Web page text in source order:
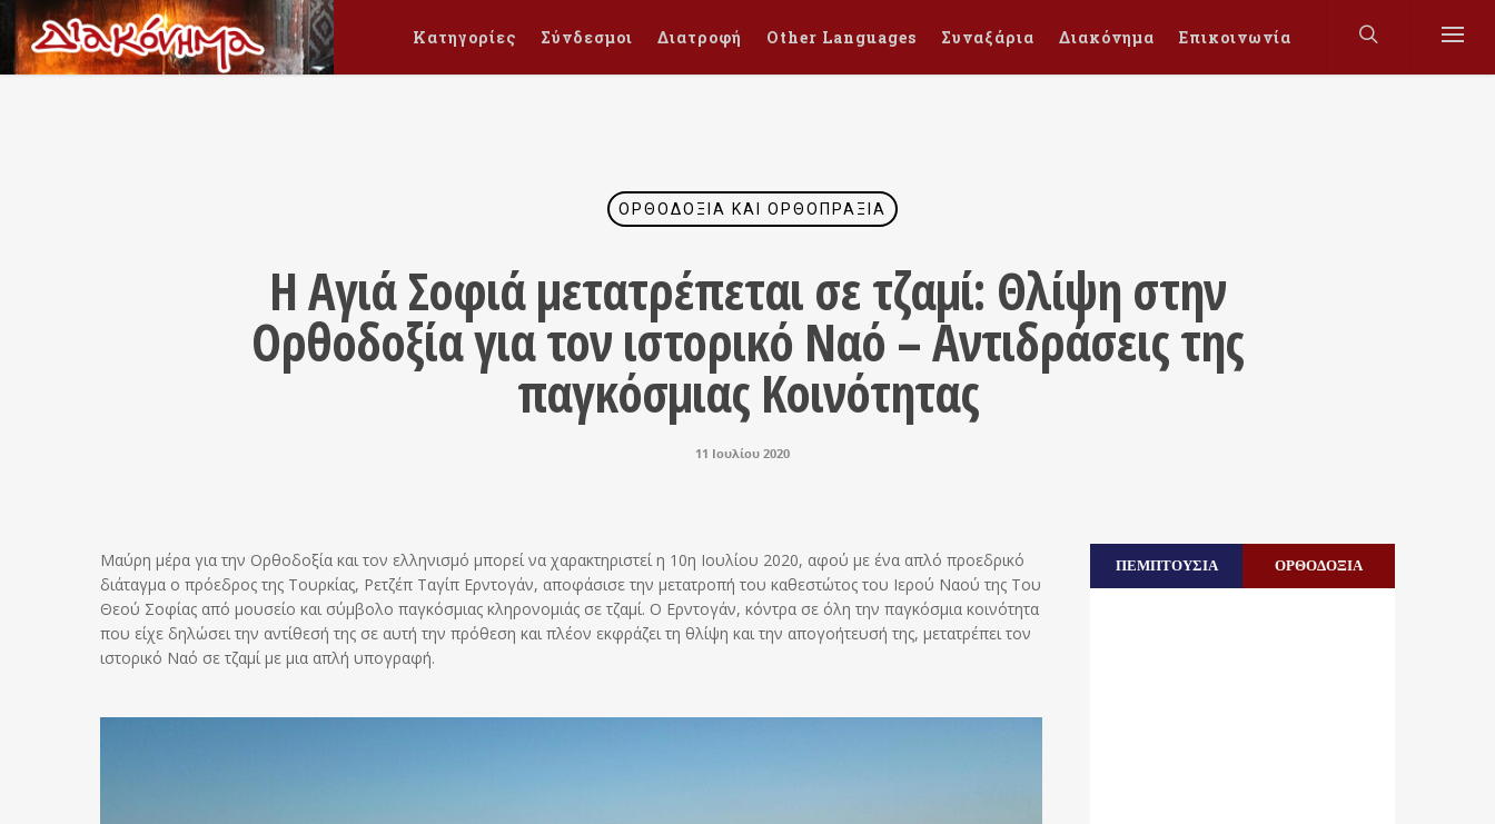
Κατηγορίες Σύνδεσμοι Διατροφή Other Languages Συναξάρια Διακόνημα Επικοινωνία
ΟΡΘΟΔΟΞΊΑ ΚΑΙ ΟΡΘΟΠΡΑΞΊΑ
Η Αγιά Σοφιά μετατρέπεται σε τζαμί: Θλίψη στην
Ορθοδοξία για τον ιστορικό Ναό – Αντιδράσεις της
παγκόσμιας Κοινότητας
11 Ιουλίου 2020
Μαύρη μέρα για την Ορθοδοξία και τον ελληνισμό μπορεί να χαρακτηριστεί η 10η Ιουλίου 2020, αφού με ένα απλό προεδρικό
διάταγμα ο πρόεδρος της Τουρκίας, Ρετζέπ Ταγίπ Ερντογάν, αποφάσισε την μετατροπή του καθεστώτος του Ιερού Ναού της Του
Θεού Σοφίας από μουσείο και σύμβολο παγκόσμιας κληρονομιάς σε τζαμί. Ο Ερντογάν, κόντρα σε όλη την παγκόσμια κοινότητα
που είχε δηλώσει την αντίθεσή της σε αυτή την πρόθεση και πλέον εκφράζει τη θλίψη και την απογοήτευσή της, μετατρέπει τον
ιστορικό Ναό σε τζαμί με μια απλή υπογραφή.
ΠΕΜΠΤΟΥΣΙΑ ΟΡΘΟΔΟΞΙΑ